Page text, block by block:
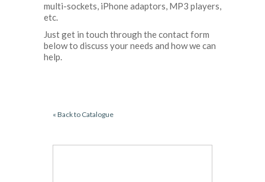
multi-sockets, iPhone adaptors, MP3 players,
etc.
Just get in touch through the contact form
below to discuss your needs and how we can
help.
« Back to Catalogue